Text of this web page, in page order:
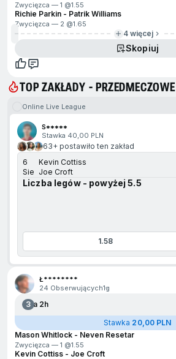
Zwycięzca — 1 @1.55
Richie Parkin - Patrik Williams
Zwycięzca — 2 @1.65
4 więcej
Skopiuj
TOP ZAKŁADY - PRZEDMECZOWE
na koniec
Online Live League
S*****
Stawka 40,00 PLN
63+ postawiło ten zakład
6
Sie
Kevin Cottiss
Joe Croft
Liczba legów - powyżej 5.5
1.58
na początek
Ł********
24 Obserwujących1g
3Za 2h
Stawka 20,00 PLN
Mason Whitlock - Neven Resetar
Zwycięzca — 1 @1.55
Kevin Cottiss - Joe Croft